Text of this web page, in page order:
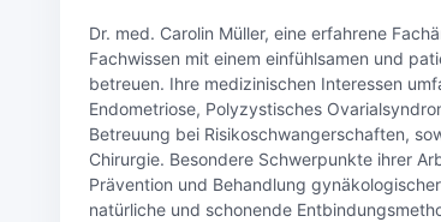
Dr. med. Carolin Müller, eine erfahrene
Fachwissen mit einem einfühlsamen und
betreuen. Ihre medizinischen Interessen
Endometriose, Polyzystisches
Betreuung bei Risikoschwangerschaften,
Chirurgie. Besondere Schwerpunkte ihrer
Prävention und Behandlung
natürliche und schonende